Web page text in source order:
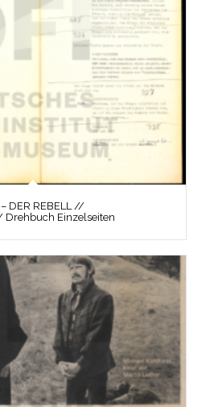
– DER REBELL //
Einzelseiten